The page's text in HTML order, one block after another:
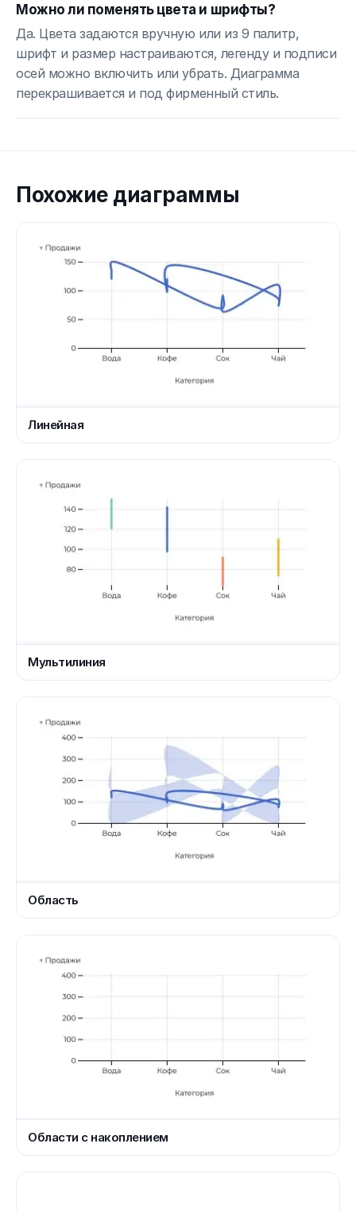
Можно ли поменять цвета и шрифты?
Да. Цвета задаются вручную или из 9 палитр,
шрифт и размер настраиваются, легенду и подписи
осей можно включить или убрать. Диаграмма
перекрашивается и под фирменный стиль.
Похожие диаграммы
Линейная
Мультилиния
Область
Области с накоплением